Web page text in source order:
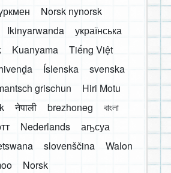
Norsk nynorsk
Ikinyarwanda
українська
Kuanyama
Tiếng Việt
Íslenska
svenska
grischun
Hiri Motu
नेपाली brezhoneg
বাংলা
Nederlands
аҧсуа
slovenščina
Walon
Norsk